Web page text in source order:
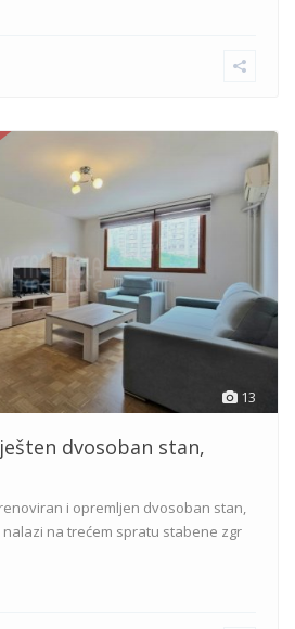
13
dvosoban stan,
i opremljen dvosoban stan,
nalazi na trećem spratu stabene zgr